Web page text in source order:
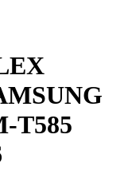
T585